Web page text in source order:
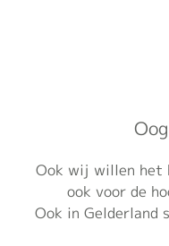
Ook wij willen het
ook voor de
Ook in Gelderland